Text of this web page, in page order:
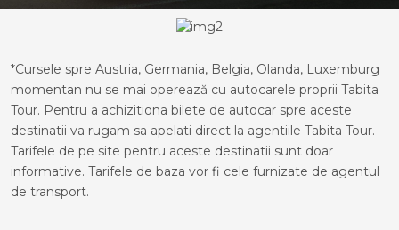
*Cursele spre Austria, Germania, Belgia, Olanda, Luxemburg
momentan nu se mai operează cu autocarele proprii Tabita
Tour. Pentru a achizitiona bilete de autocar spre aceste
destinatii va rugam sa apelati direct la agentiile Tabita Tour.
Tarifele de pe site pentru aceste destinatii sunt doar
informative. Tarifele de baza vor fi cele furnizate de agentul
de transport.